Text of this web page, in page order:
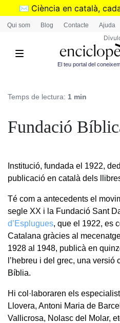
✉️ Ciència en català,
➜Subscriu-te al
Qui som Blog Contacte Ajuda
El teu portal del
Temps de lectura: 1 min
Fundació
Institució, fundada el 1922,
publicació en català dels
Té com a antecedents el
segle XX i la Fundació Sant
d’Esplugues, que el 1922, es
Catalana gràcies al
1928 al 1948, publicà en
l’hebreu i del grec, una
Bíblia.
Hi col·laboraren els
Llovera, Antoni Maria de
Vallicrosa, Nolasc del Molar,